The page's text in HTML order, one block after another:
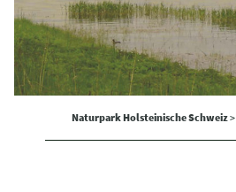
Naturpark Holsteinische Schweiz>